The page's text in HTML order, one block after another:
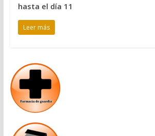
hasta el día 11
Leer más